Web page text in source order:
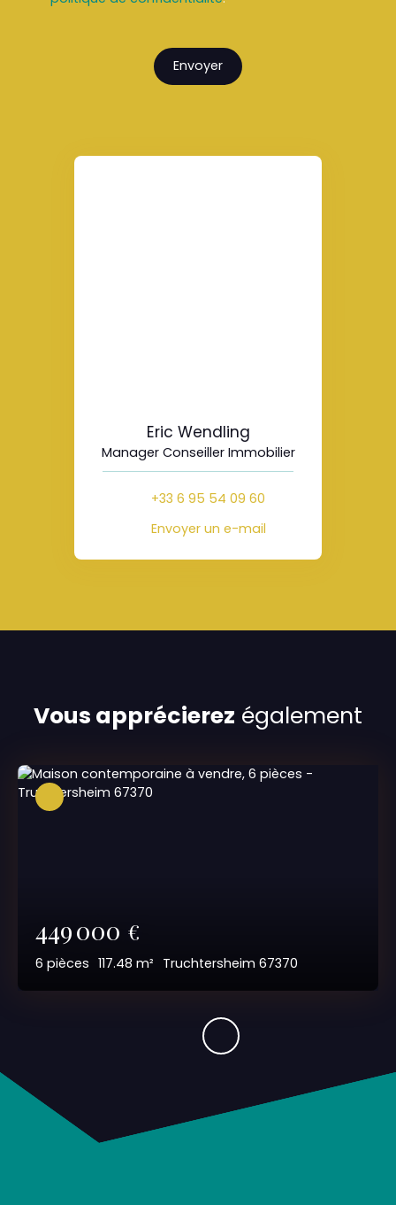
Envoyer
Eric Wendling
Manager Conseiller Immobilier
+33 6 95 54 09 60
Envoyer un e-mail
Vous apprécierez également
449 000 €
6 pièces 117.48 m² Truchtersheim 67370